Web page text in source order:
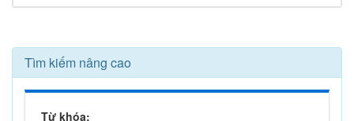
Tìm kiếm nâng cao
Từ khóa: